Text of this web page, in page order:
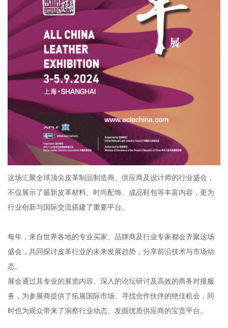
这场汇聚全球顶尖皮革制品制造商、供应商及设计师的行业盛会，
不仅展示了最新皮革材料、时尚配饰、成品鞋包等丰富内容，更为
行业创新与国际交流搭建了重要平台。
每年，来自世界各地的专业买家、品牌商及行业专家都会齐聚这场
盛会，共同探讨皮革行业的未来发展趋势，分享前沿技术与市场动
态。
展会通过其专业的展览内容、深入的论坛研讨及高效的商务对接服
务，为参展商提供了拓展国际市场、寻找合作伙伴的绝佳机会，同
时也为观众带来了洞察行业动态、发掘优质供应商的宝贵平台。